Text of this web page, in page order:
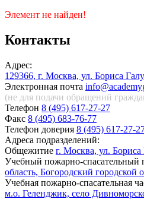
Элемент не найден!
Контакты
Адрес:
129366, г. Москва, ул. Бориса
Электронная почта
(не для подачи обращений
Телефон 8 (495) 617-27-27
Факс 8 (495) 683-76-77
Телефон доверия 8 (495) 617-27-
Адреса подразделений:
Общежитие г. Москва, ул.
Учебный пожарно-спасательный
область, Богородский городской
Учебная пожарно-спасательная
м.о. Геленджик, село